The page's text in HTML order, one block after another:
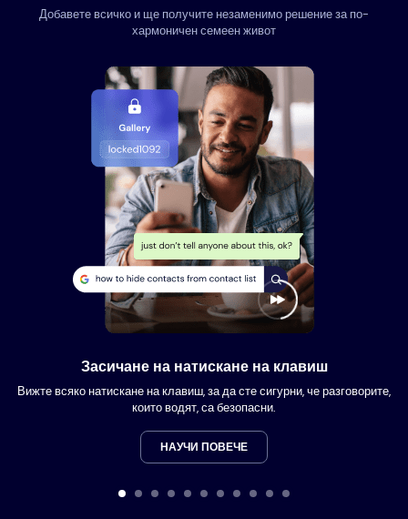
Добавете всичко и ще получите незаменимо решение за по-
хармоничен семеен живот
Засичане на натискане на клавиш
Вижте всяко натискане на клавиш, за да сте сигурни, че разговорите,
които водят, са безопасни.
НАУЧИ ПОВЕЧЕ